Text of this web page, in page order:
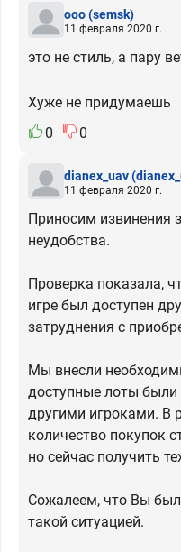
ooo(semsk)
11 февраля 2020 г.
это не стиль, а пару
Хуже не придумаешь
0
0
dianex_uav
11 февраля 2020 г.
Приносим извинения
неудобства.
Проверка показала,
игре был доступен
затруднения с
Мы внесли
доступные лоты
другими игроками. В
количество покупок
но сейчас получить
Сожалеем, что Вы
такой ситуацией.